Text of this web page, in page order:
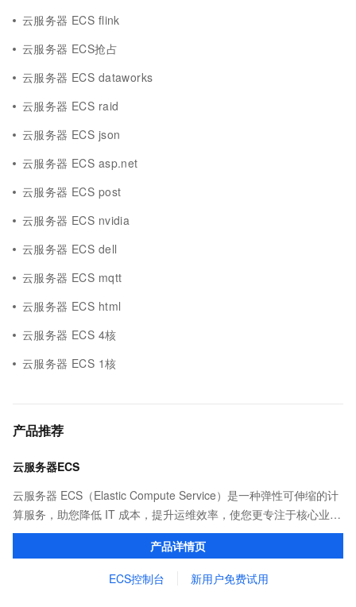
云服务器 ECS flink
云服务器 ECS抢占
云服务器 ECS dataworks
云服务器 ECS raid
云服务器 ECS json
云服务器 ECS asp.net
云服务器 ECS post
云服务器 ECS nvidia
云服务器 ECS dell
云服务器 ECS mqtt
云服务器 ECS html
云服务器 ECS 4核
云服务器 ECS 1核
产品推荐
云服务器ECS
云服务器 ECS（Elastic Compute Service）是一种弹性可伸缩的计
算服务，助您降低 IT 成本，提升运维效率，使您更专注于核心业务
创新。
产品详情页
ECS控制台 新用户免费试用